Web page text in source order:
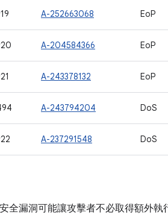
A-252663068 EoP
A-204584366 EoP
A-243378132 EoP
A-243794204 DoS
A-237291548 DoS
全漏洞可能讓攻擊者不必取得額外執